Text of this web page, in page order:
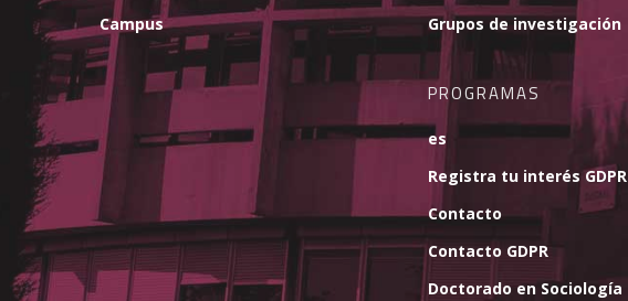
Campus
Grupos de investigación
PROGRAMAS
es
Registra tu interés GDPR
Contacto
Contacto GDPR
Doctorado en Sociología